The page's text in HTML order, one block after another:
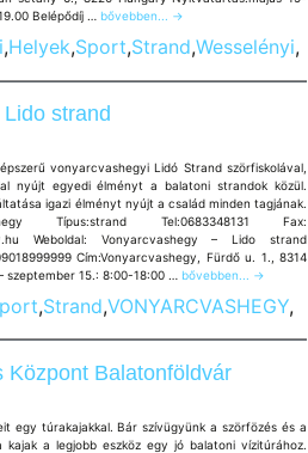
Belépődíj …
Wesselényi
bővebben... →
,Helyek,Sport,Strand,Wesselényi,
strand
vonyarcvashegyi Lidó Strand szörfiskolával,
nyújt egyedi élményt a balatoni strandok közül.
igazi élményt nyújt a család minden tagjának.
Típus:strand Tel:0683348131 Fax:
Weboldal: Vonyarcvashegy – Lido strand
Cím:Vonyarcvashegy, Fürdő u. 1., 8314
15.: 8:00-18:00 …
Vonyarcvashegy
Lido
bővebben... →
,Strand,VONYARCVASHEGY,
Központ Balatonföldvár
egy túrakajakkal. Bár szívügyünk a szörfözés és a
kajak a legjobb eszköz egy jó balatoni vízitúrához.